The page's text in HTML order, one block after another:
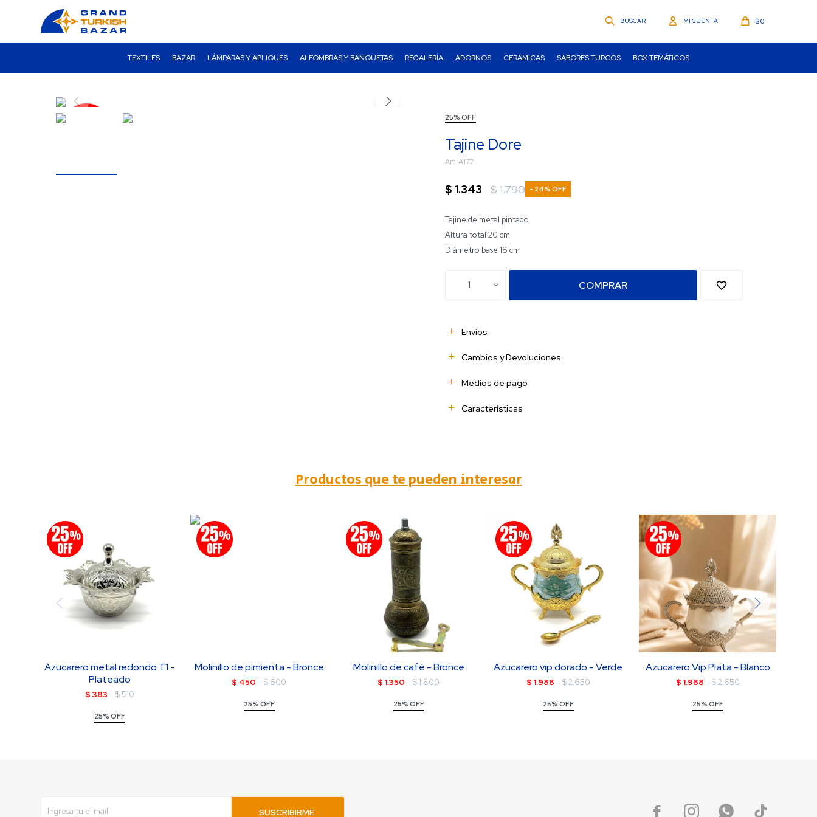
TEXTILES BAZAR LÁMPARAS Y APLIQUES ALFOMBRAS Y BANQUETAS REGALERÍA ADORNOS CERÁMICAS SABORES TURCOS BOX TEMÁTICOS
$0
25% OFF
Tajine Dore
A172
$ 1.343 $1.790 24
Tajine de metal pintado
Altura total 20 cm
Diámetro base 18 cm
1 COMPRAR
Envíos
Cambios y Devoluciones
Medios de pago
Características
Productos que te pueden interesar
Azucarero metal redondo T1 -
Plateado
$ 383 $510
25% OFF
Molinillo de pimienta - Bronce
$ 450 $600
25% OFF
Molinillo de café - Bronce
$ 1.350 $1.800
25% OFF
Azucarero vip dorado - Verde
$ 1.988 $2.650
25% OFF
Azucarero Vip Plata - Blanco
$ 1.988 $2.650
25% OFF
SUSCRIBIRME    